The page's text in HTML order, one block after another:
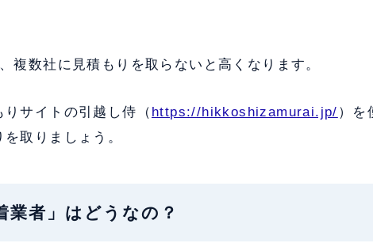
複数社に見積もりを取らないと高くなります。
サイトの引越し侍（ https://hikkoshizamurai.jp/ ）を
取りましょう。
業者」はどうなの？